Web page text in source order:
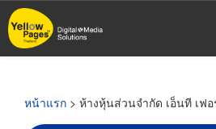
ข้าม
ไป
หน้าแรก > ห้างหุ้นส่วนจำกัด เอ็นที เฟ